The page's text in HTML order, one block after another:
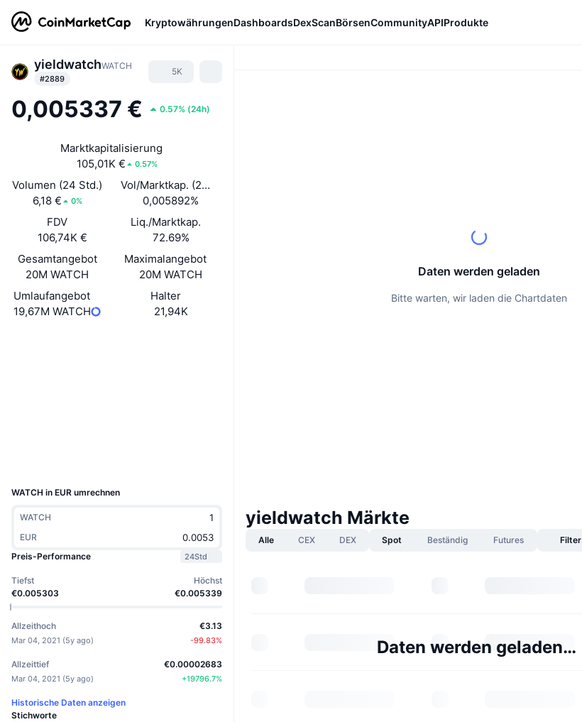
KryptowährungenDashboardsDexScanBörsenCommunityAPIProdukte
yieldwatchWATCH
#2889
5K
0,005337 € 0.57% (24h)
Marktkapitalisierung
105,01K €
0.57%
Volumen (24 Std.)
6,18 €
0%
Vol/Marktkap. (24 h)
0,005892%
FDV
106,74K €
Liq./Marktkap.
72.69%
Gesamtangebot
20M WATCH
Maximalangebot
20M WATCH
Umlaufangebot
19,67M WATCH
Halter
21,94K
WATCH in EUR umrechnen
WATCH
EUR
Preis-Performance
24Std
Tiefst
€0.005303
Höchst
€0.005339
Allzeithoch
Mar 04, 2021 (5y ago)
€3.13
-99.83%
Allzeittief
Mar 04, 2021 (5y ago)
€0.00002683
+19796.7%
Historische Daten anzeigen
Stichworte
Daten werden geladen
Bitte warten, wir laden die Chartdaten
yieldwatch Märkte
Alle CEX DEX Spot Beständig Futures Filter
Daten werden geladen…